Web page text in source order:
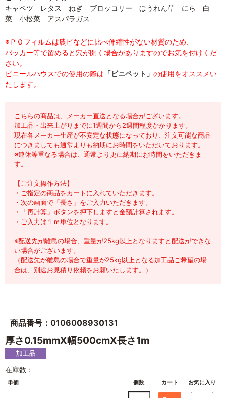
キャベツ レタス ねぎ ブロッコリー ほうれん草 にら 白
菜 小松菜 アスパラガス
※ＰＯフィルムは農ビなどに比べ伸縮性がない材質のため、
パッカー等で留めると穴が開く場合がありますのでお気を付けくだ
さい。
ビニールハウスでの使用の際は 「ビニペット」 の使用をオススメい
たします。
こちらの商品は、メーカー直送となる場合がございます。
加工品・出来上がりまでに1週間から2週間程度かかります。
現在各メーカー生産が不安定な状態になっており、注文可能な商品
につきましても通常よりも納期にお時間をいただいております。
※連休等重なる場合は、通常より更に納期にお時間をいただきま
す。
【ご注文操作方法】
・ご指定の商品をカートに入れていただきます。
・次の画面で「長さ」をご入力いただきます。
・「再計算」ボタンを押下しますと金額計算されます。
・ご入力は１ｍ単位となります。
※配送先が離島の場合、重量が25kg以上となりますと配送ができな
い場合がございます。
（配送先が離島の場合で重量が25kg以上となる加工品ご希望の場
合は、別途お見積り依頼をお願いたします。）
商品番号：0106008930131
厚さ0.15mmX幅500cmX長さ1m
在庫数：
単価 個数 カート お気に入り